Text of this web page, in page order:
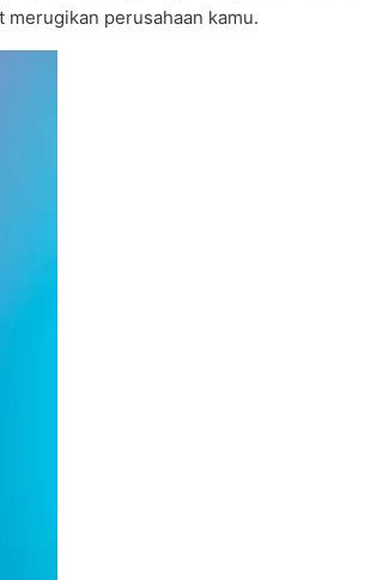
perusahaan kamu.